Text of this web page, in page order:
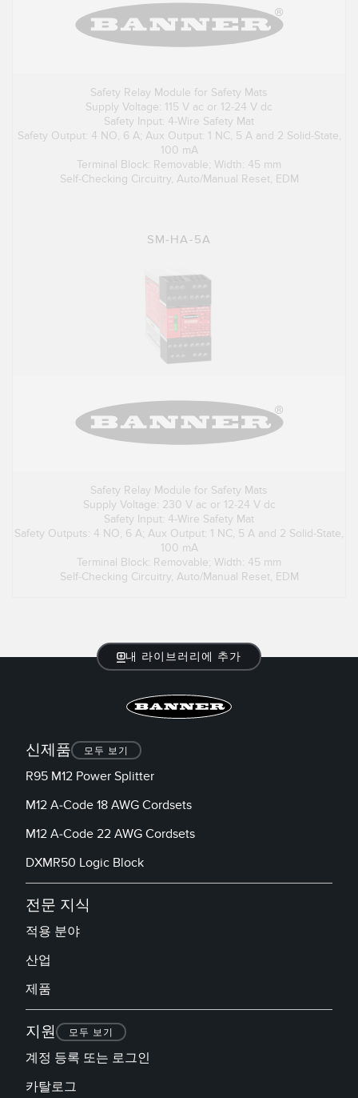
Safety Relay Module for Safety Mats
Supply Voltage: 115 V ac or 12-24 V dc
Safety Input: 4-Wire Safety Mat
Safety Output: 4 NO, 6 A; Aux Output: 1 NC, 5 A and 2 Solid-State,
100 mA
Terminal Block: Removable; Width: 45 mm
Self-Checking Circuitry, Auto/Manual Reset, EDM
SM-HA-5A
Safety Relay Module for Safety Mats
Supply Voltage: 230 V ac or 12-24 V dc
Safety Input: 4-Wire Safety Mat
Safety Outputs: 4 NO, 6 A; Aux Output: 1 NC, 5 A and 2 Solid-State,
100 mA
Terminal Block: Removable; Width: 45 mm
Self-Checking Circuitry, Auto/Manual Reset, EDM
내 라이브러리에 추가
신제품 모두 보기
R95 M12 Power Splitter
M12 A-Code 18 AWG Cordsets
M12 A-Code 22 AWG Cordsets
DXMR50 Logic Block
전문 지식
적용 분야
산업
제품
지원 모두 보기
계정 등록 또는 로그인
카탈로그